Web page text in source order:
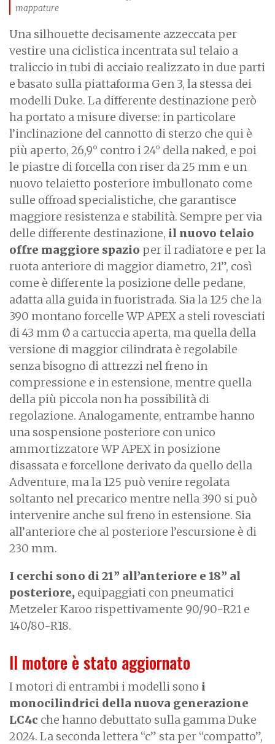
mappature
Una silhouette decisamente azzeccata per
vestire una ciclistica incentrata sul telaio a
traliccio in tubi di acciaio realizzato in due parti
e basato sulla piattaforma Gen 3, la stessa dei
modelli Duke. La differente destinazione però
ha portato a misure diverse: in particolare
l’inclinazione del cannotto di sterzo che qui è
più aperto, 26,9° contro i 24° della naked, e poi
le piastre di forcella con riser da 25 mm e un
nuovo telaietto posteriore imbullonato come
sulle offroad specialistiche, che garantisce
maggiore resistenza e stabilità. Sempre per via
delle differente destinazione, il nuovo telaio
offre maggiore spazio per il radiatore e per la
ruota anteriore di maggior diametro, 21”, così
come è differente la posizione delle pedane,
adatta alla guida in fuoristrada. Sia la 125 che la
390 montano forcelle WP APEX a steli rovesciati
di 43 mm Ø a cartuccia aperta, ma quella della
versione di maggior cilindrata è regolabile
senza bisogno di attrezzi nel freno in
compressione e in estensione, mentre quella
della più piccola non ha possibilità di
regolazione. Analogamente, entrambe hanno
una sospensione posteriore con unico
ammortizzatore WP APEX in posizione
disassata e forcellone derivato da quello della
Adventure, ma la 125 può venire regolata
soltanto nel precarico mentre nella 390 si può
intervenire anche sul freno in estensione. Sia
all’anteriore che al posteriore l’escursione è di
230 mm.
I cerchi sono di 21” all’anteriore e 18” al
posteriore, equipaggiati con pneumatici
Metzeler Karoo rispettivamente 90/90-R21 e
140/80-R18.
Il motore è stato aggiornato
I motori di entrambi i modelli sono i
monocilindrici della nuova generazione
LC4c che hanno debuttato sulla gamma Duke
2024. La seconda lettera “c” sta per “compatto”,